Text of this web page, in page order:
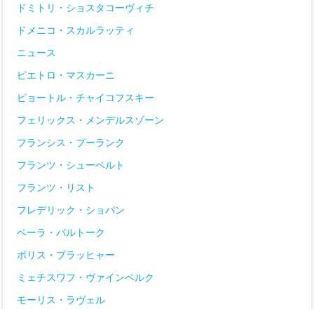
ドミトリ・ショスタコーヴィチ
ドメニコ・スカルラッティ
ニュース
ピエトロ・マスカーニ
ピョートル・チャイコフスキー
フェリックス・メンデルスゾーン
フランシス・プーランク
フランツ・シューベルト
フランツ・リスト
フレデリック・ショパン
ベーラ・バルトーク
ボリス・ブラッヒャー
ミェチスワフ・ヴァインベルク
モーリス・ラヴェル